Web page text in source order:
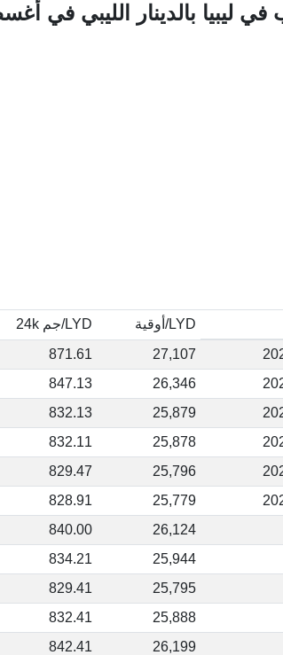
ليبيا بالدينار الليبي في
LYD/أوقية LYD/جم 24k
27,107
871.61
26,346
847.13
25,879
832.13
25,878
832.11
25,796
829.47
25,779
828.91
26,124
840.00
25,944
834.21
25,795
829.41
25,888
832.41
26,199
842.41